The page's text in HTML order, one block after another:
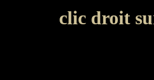
clic droit